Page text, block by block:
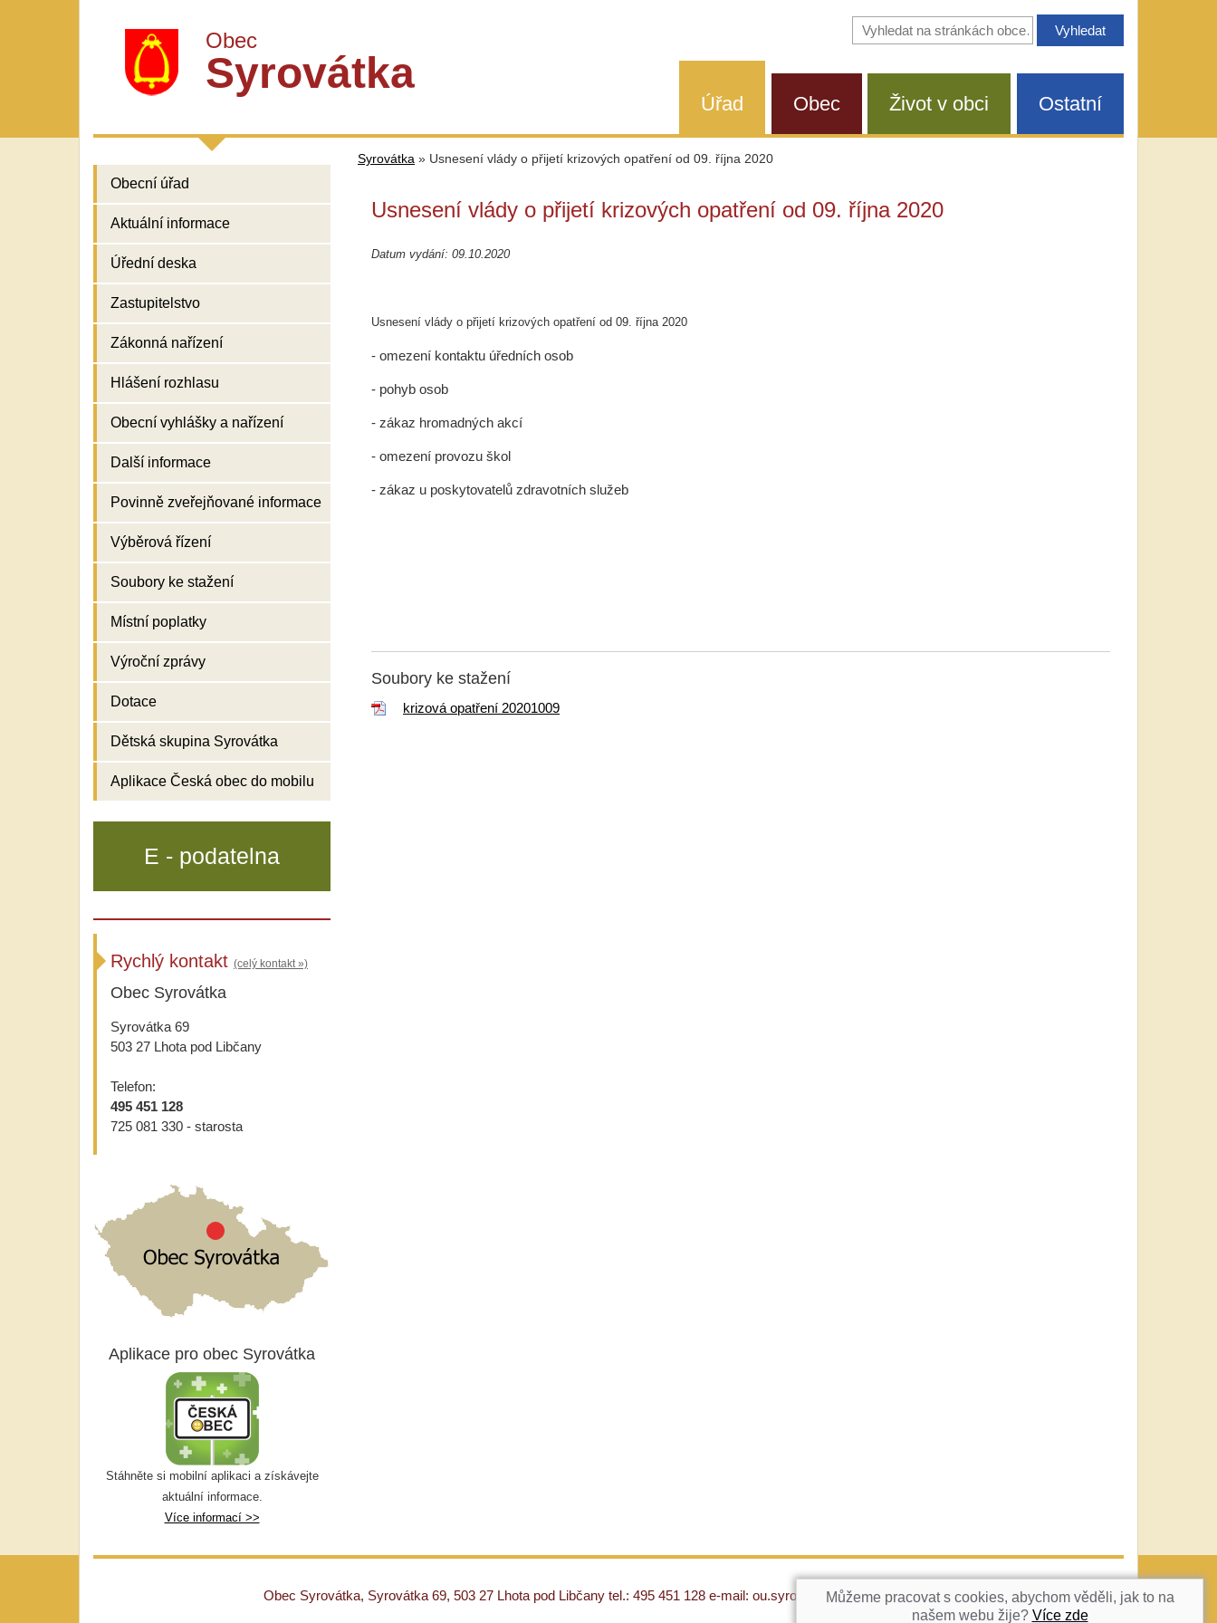
Obec
Syrovátka
Vyhledávání
na
Úřad Obec Život v obci Ostatní
Obecní úřad
Aktuální informace
Úřední deska
Zastupitelstvo
Zákonná nařízení
Hlášení rozhlasu
Obecní vyhlášky a nařízení
Další informace
Povinně zveřejňované informace
Výběrová řízení
Soubory ke stažení
Místní poplatky
Výroční zprávy
Dotace
Dětská skupina Syrovátka
Aplikace Česká obec do mobilu
Syrovátka » Usnesení vlády o přijetí krizových opatření od 09. října 2020
Usnesení vlády o přijetí krizových opatření od 09. října 2020
Datum vydání: 09.10.2020
Usnesení vlády o přijetí krizových opatření od 09. října 2020
- omezení kontaktu úředních osob
- pohyb osob
- zákaz hromadných akcí
- omezení provozu škol
- zákaz u poskytovatelů zdravotních služeb
Soubory ke stažení
krizová opatření 20201009
E - podatelna
Rychlý kontakt (celý kontakt »)
Obec Syrovátka
Syrovátka 69
503 27 Lhota pod Libčany
Telefon:
495 451 128
725 081 330 - starosta
Aplikace pro obec Syrovátka
Stáhněte si mobilní aplikaci a získávejte
aktuální informace.
Více informací >>
NAHORU
Obec Syrovátka, Syrovátka 69, 503 27 Lhota pod Libčany tel.: 495 451 128 e-mail: ou.syrovatka@c-box.czMůžeme pracovat s cookies, abychom věděli, jak to na
našem webu žije? Více zde